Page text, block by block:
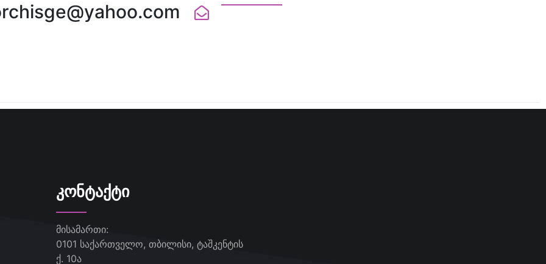
ᲙᲝᲜᲢᲐᲥᲢᲘ
მისამართი:
0101 საქართველო, თბილისი, ტაშკენტის
ქ. 10ა